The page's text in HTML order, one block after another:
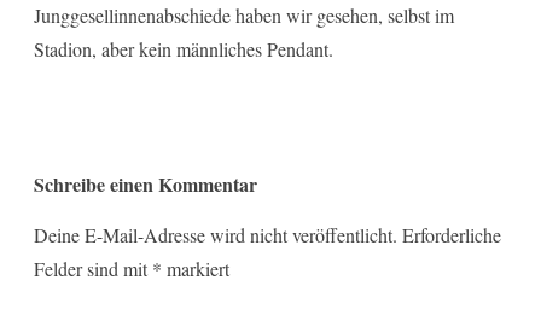
Junggesellinnenabschiede haben wir gesehen, selbst im
Stadion, aber kein männliches Pendant.
Schreibe einen Kommentar
Deine E-Mail-Adresse wird nicht veröffentlicht. Erforderliche
Felder sind mit * markiert